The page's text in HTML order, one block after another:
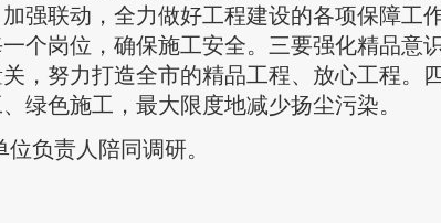
强联动，全力做好工程建设的各项保障工
个岗位，确保施工安全。三要强化精品意
，努力打造全市的精品工程、放心工程。
绿色施工，最大限度地减少扬尘污染。
负责人陪同调研。